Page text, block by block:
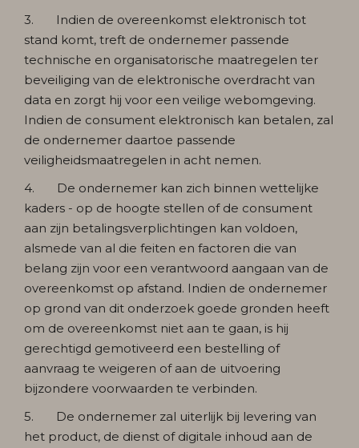
3. Indien de overeenkomst elektronisch tot
stand komt, treft de ondernemer passende
technische en organisatorische maatregelen ter
beveiliging van de elektronische overdracht van
data en zorgt hij voor een veilige webomgeving.
Indien de consument elektronisch kan betalen, zal
de ondernemer daartoe passende
veiligheidsmaatregelen in acht nemen.
4. De ondernemer kan zich binnen wettelijke
kaders - op de hoogte stellen of de consument
aan zijn betalingsverplichtingen kan voldoen,
alsmede van al die feiten en factoren die van
belang zijn voor een verantwoord aangaan van de
overeenkomst op afstand. Indien de ondernemer
op grond van dit onderzoek goede gronden heeft
om de overeenkomst niet aan te gaan, is hij
gerechtigd gemotiveerd een bestelling of
aanvraag te weigeren of aan de uitvoering
bijzondere voorwaarden te verbinden.
5. De ondernemer zal uiterlijk bij levering van
het product, de dienst of digitale inhoud aan de